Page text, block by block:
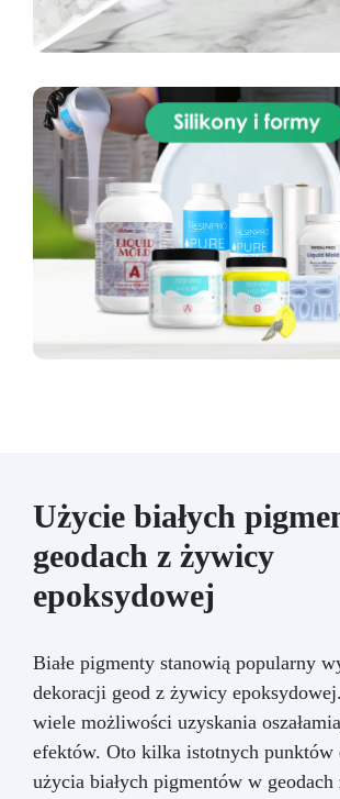
Użycie białych
geodach z żywicy
epoksydowej
Białe pigmenty stanowią popularny
dekoracji geod z żywicy
wiele możliwości uzyskania
efektów. Oto kilka istotnych punktów
użycia białych pigmentów w